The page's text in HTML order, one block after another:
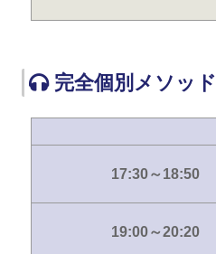
完全個別メソッド
17:30～18:50
19:00～20:20